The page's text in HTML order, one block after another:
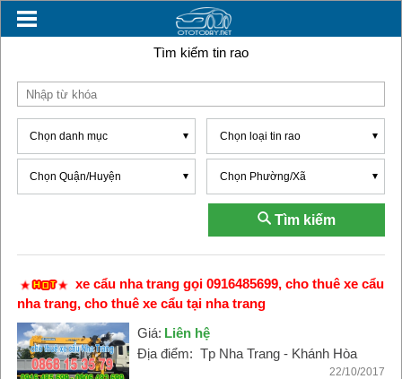
Tìm kiếm tin rao
Chọn danh mục Chọn loại tin rao
Chọn Quận/Huyện Chọn Phường/Xã
Tìm kiếm
xe cẩu nha trang gọi 0916485699, cho thuê xe cẩu
nha trang, cho thuê xe cẩu tại nha trang
Giá: Liên hệ
Địa điểm: Tp Nha Trang - Khánh Hòa
22/10/2017